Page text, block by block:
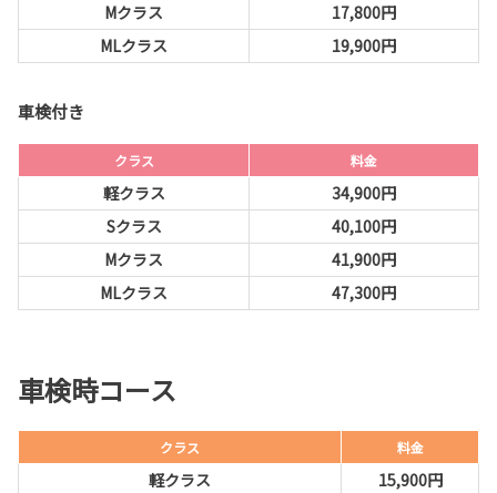
Mクラス
17,800円
MLクラス
19,900円
車検付き
クラス 料金
軽クラス
34,900円
Sクラス
40,100円
Mクラス
41,900円
MLクラス
47,300円
車検時コース
クラス 料金
軽クラス
15,900円